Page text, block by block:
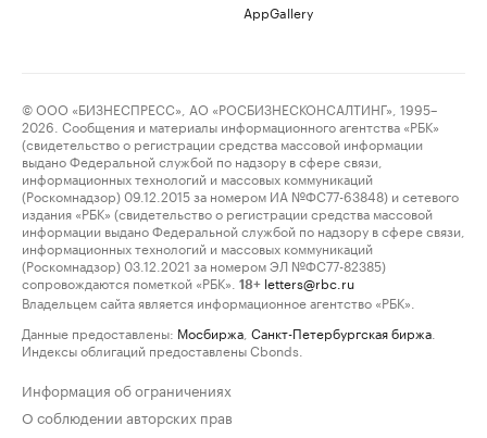
AppGallery
© ООО «БИЗНЕСПРЕСС», АО «РОСБИЗНЕСКОНСАЛТИНГ», 1995–
2026. Сообщения и материалы информационного агентства «РБК»
(свидетельство о регистрации средства массовой информации
выдано Федеральной службой по надзору в сфере связи,
информационных технологий и массовых коммуникаций
(Роскомнадзор) 09.12.2015 за номером ИА №ФС77-63848) и сетевого
издания «РБК» (свидетельство о регистрации средства массовой
информации выдано Федеральной службой по надзору в сфере связи,
информационных технологий и массовых коммуникаций
(Роскомнадзор) 03.12.2021 за номером ЭЛ №ФС77-82385)
сопровождаются пометкой «РБК».
18+ letters@rbc.ru
Владельцем сайта является информационное агентство «РБК».
Данные предоставлены: Мосбиржа Санкт-Петербургская биржа
Индексы облигаций предоставлены Cbonds.
Информация об ограничениях
О соблюдении авторских прав